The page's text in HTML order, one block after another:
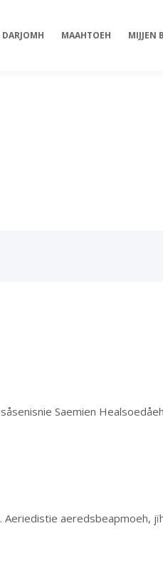
DARJOMH MAAHTOEH MIJJEN
Saemien
aeredsbeapmoeh,